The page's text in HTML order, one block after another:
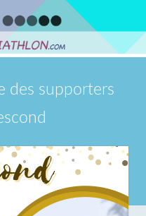
des supporters